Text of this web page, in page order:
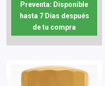
Preventa: Disponible
hasta 7 Días después
de tu compra